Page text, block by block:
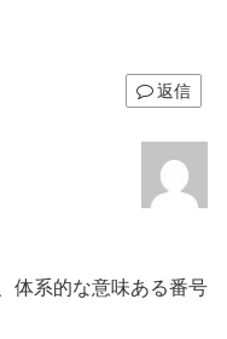
返信
体系的な意味ある番号